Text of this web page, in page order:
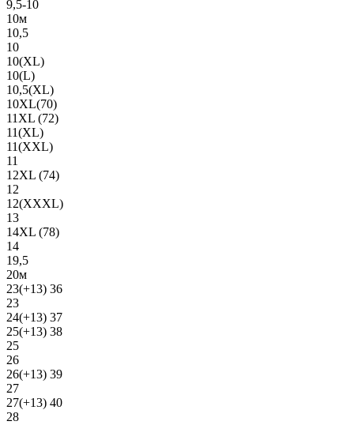
9,5-10
10м
10,5
10
10(XL)
10(L)
10,5(XL)
10XL(70)
11XL (72)
11(XL)
11(XXL)
11
12XL (74)
12
12(ХХХL)
13
14XL (78)
14
19,5
20м
23(+13) 36
23
24(+13) 37
25(+13) 38
25
26
26(+13) 39
27
27(+13) 40
28